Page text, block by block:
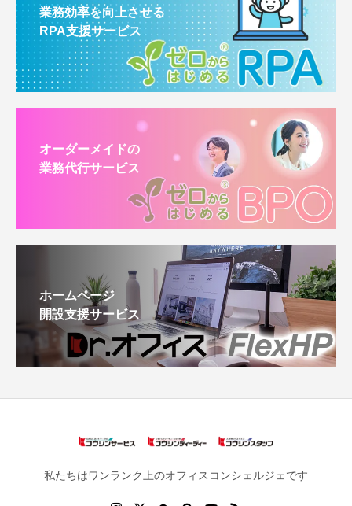
業務効率を向上させる
RPA支援サービス
オーダーメイドの
業務代行サービス
ホームページ
開設支援サービス
私たちはワンランク上のオフィスコンシェルジェです